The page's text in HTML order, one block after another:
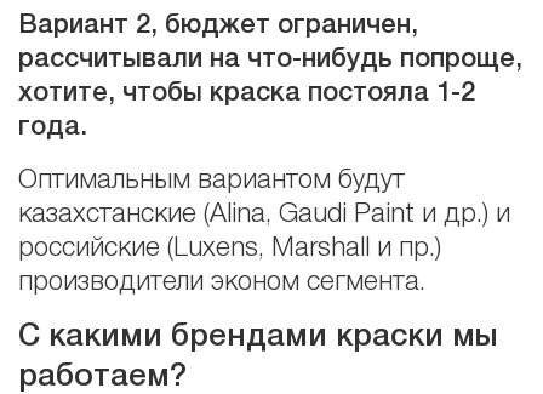
Вариант 2, бюджет ограничен,
рассчитывали на что-нибудь попроще,
хотите, чтобы краска постояла 1-2
года.
Оптимальным вариантом будут
казахстанские (Alina, Gaudi Paint и др.) и
российские (Luxens, Marshall и пр.)
производители эконом сегмента.
С какими брендами краски мы
работаем?